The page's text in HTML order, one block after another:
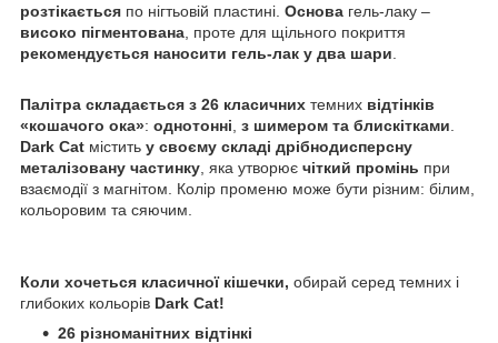
розтікається по нігтьовій пластині. Основа гель-лаку –
високо пігментована , проте для щільного покриття
рекомендується наносити гель-лак у два шари
Палітра складається з 26 класичних темних відтінків
«кошачого ока»: однотонні з шимером та блискітками
Dark Cat містить у своєму складі дрібнодисперсну
металізовану частинку , яка утворює чіткий промінь при
взаємодії з магнітом. Колір променю може бути різним: білим,
кольоровим та сяючим.
Коли хочеться класичної кішечки, обирай серед темних і
глибоких кольорів Dark Cat!
26 різноманітних відтінкі